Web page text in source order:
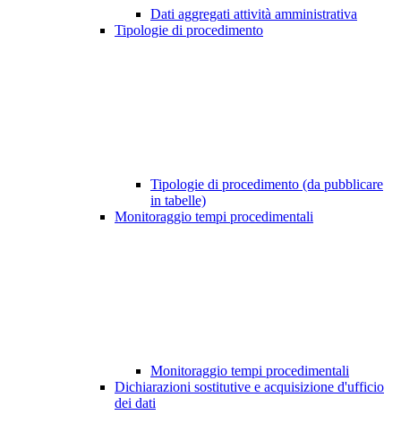
Dati aggregati attività amministrativa
Tipologie di procedimento
Tipologie di procedimento (da pubblicare
in tabelle)
Monitoraggio tempi procedimentali
Monitoraggio tempi procedimentali
Dichiarazioni sostitutive e acquisizione d'ufficio
dei dati